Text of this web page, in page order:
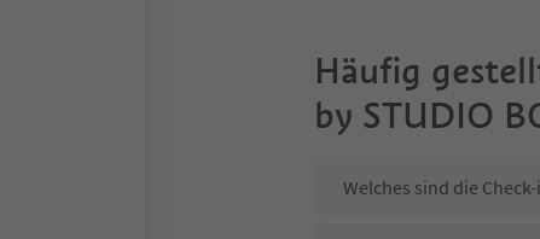
Häufig
by STUDIO
Welches sind die